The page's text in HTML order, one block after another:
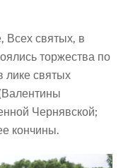
Всех святых, в
торжества по
лике святых
Чернявской;
кончины.